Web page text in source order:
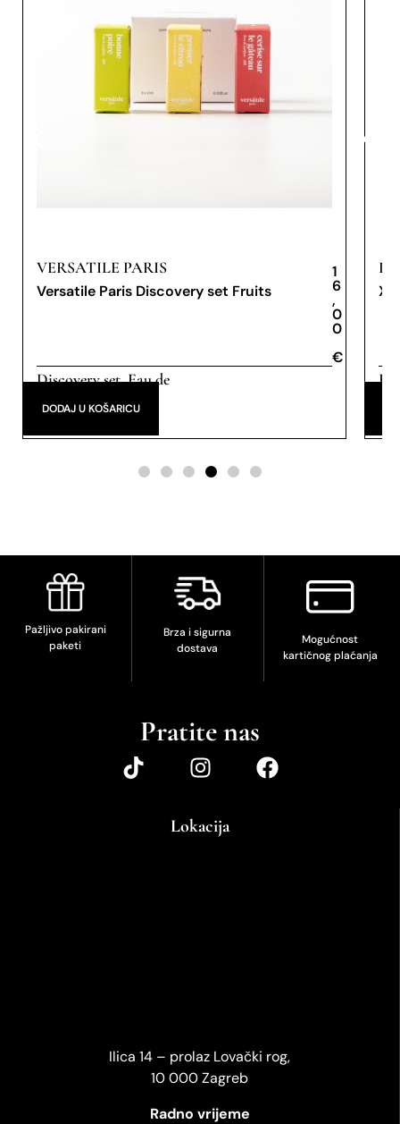
VERSATILE PARIS
Versatile Paris Discovery set Fruits
1
6
,
0
0
€
Discovery set,Eau de
Parfum
DODAJ U KOŠARICU
Pažljivo pakirani
paketi
Brza i sigurna
dostava
Mogućnost
kartičnog plaćanja
Pratite nas
Lokacija
Ilica 14 – prolaz Lovački rog,
10 000 Zagreb
Radno vrijeme